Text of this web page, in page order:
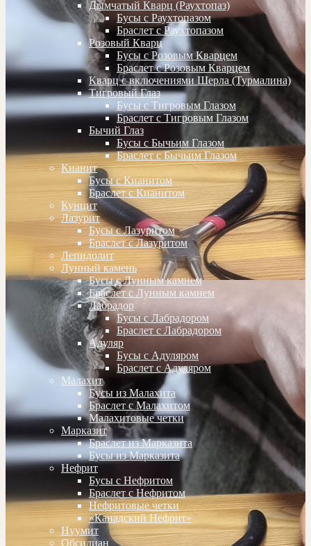
Дымчатый Кварц (Раухтопаз)
Бусы с Раухтопазом
Браслет с Раухтопазом
Розовый Кварц
Бусы с Розовым Кварцем
Браслет с Розовым Кварцем
Кварц с включениями Шерла (Турмалина)
Тигровый Глаз
Бусы с Тигровым Глазом
Браслет с Тигровым Глазом
Бычий Глаз
Бусы с Бычьим Глазом
Браслет с Бычьим Глазом
Кианит
Бусы с Кианитом
Браслет с Кианитом
Кунцит
Лазурит
Бусы с Лазуритом
Браслет с Лазуритом
Лепидолит
Лунный камень
Бусы с Лунным камнем
Браслет с Лунным камнем
Лабрадор
Бусы с Лабрадором
Браслет с Лабрадором
Адуляр
Бусы с Адуляром
Браслет с Адуляром
Малахит
Бусы из Малахита
Браслет с Малахитом
Малахитовые четки
Марказит
Браслет из Марказита
Бусы из Марказита
Нефрит
Бусы с Нефритом
Браслет с Нефритом
Нефритовые четки
«Канадский Нефрит»
Нуумит
Обсидиан